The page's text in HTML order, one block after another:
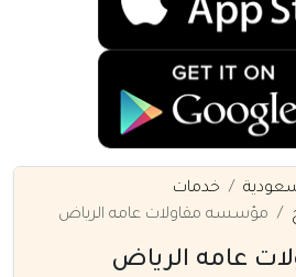
خدمات
مؤسسه مقاولات عامه الرياض
عامه الرياض